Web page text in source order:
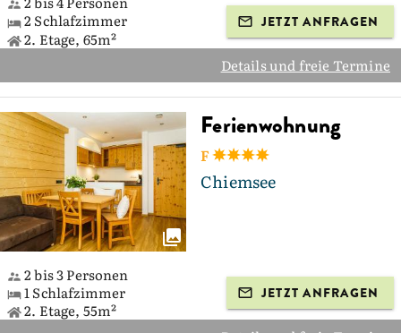
2 Schlafzimmer
2. Etage, 65m²
JETZT ANFRAGEN
Details und freie Termine
Ferienwohnung
F
Chiemsee
2 bis 3 Personen
1 Schlafzimmer
2. Etage, 55m²
JETZT ANFRAGEN